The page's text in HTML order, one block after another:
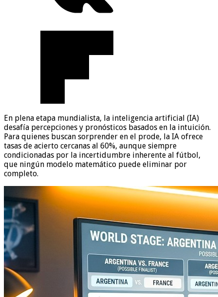
En plena etapa mundialista, la inteligencia artificial (IA)
desafía percepciones y pronósticos basados en la intuición.
Para quienes buscan sorprender en el prode, la IA ofrece
tasas de acierto cercanas al 60%, aunque siempre
condicionadas por la incertidumbre inherente al fútbol,
que ningún modelo matemático puede eliminar por
completo.